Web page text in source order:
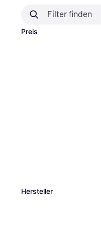
Preis
Hersteller